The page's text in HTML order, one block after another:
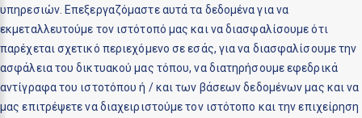
υπηρεσιών. Επεξεργαζόμαστε αυτά τα δεδομένα για να
εκμεταλλευτούμε τον ιστότοπό μας και να διασφαλίσουμε ότι
παρέχεται σχετικό περιεχόμενο σε εσάς, για να διασφαλίσουμε την
ασφάλεια του δικτυακού μας τόπου, να διατηρήσουμε εφεδρικά
αντίγραφα του ιστοτόπου ή / και των βάσεων δεδομένων μας και να
μας επιτρέψετε να διαχειριστούμε τον ιστότοπο και την επιχείρηση